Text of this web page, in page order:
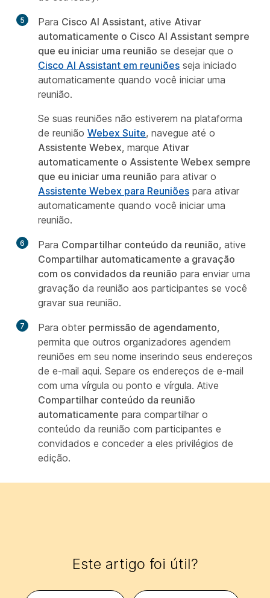
5 Para Cisco AI Assistant, ative Ativar
automaticamente o Cisco AI Assistant sempre
que eu iniciar uma reunião se desejar que o
Cisco AI Assistant em reuniões seja iniciado
automaticamente quando você iniciar uma
reunião.
Se suas reuniões não estiverem na plataforma
de reunião Webex Suite, navegue até o
Assistente Webex, marque Ativar
automaticamente o Assistente Webex sempre
que eu iniciar uma reunião para ativar o
Assistente Webex para Reuniões para ativar
automaticamente quando você iniciar uma
reunião.
6 Para Compartilhar conteúdo da reunião, ative
Compartilhar automaticamente a gravação
com os convidados da reunião para enviar uma
gravação da reunião aos participantes se você
gravar sua reunião.
7 Para obter permissão de agendamento,
permita que outros organizadores agendem
reuniões em seu nome inserindo seus endereços
de e-mail aqui. Separe os endereços de e-mail
com uma vírgula ou ponto e vírgula. Ative
Compartilhar conteúdo da reunião
automaticamente para compartilhar o
conteúdo da reunião com participantes e
convidados e conceder a eles privilégios de
edição.
Este artigo foi útil?